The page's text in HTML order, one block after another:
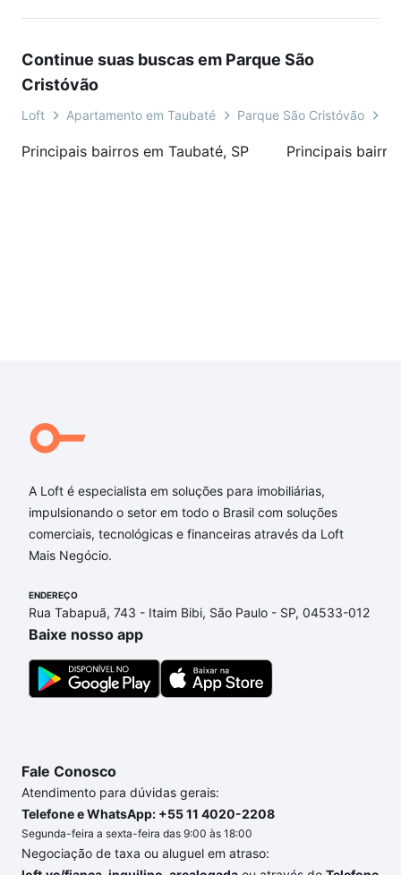
Continue suas buscas em Parque São
Cristóvão
Loft Apartamento em Taubaté Parque São Cristóvão
Principais bairros em Taubaté, SP Principais
A Loft é especialista em soluções para imobiliárias,
impulsionando o setor em todo o Brasil com soluções
comerciais, tecnológicas e financeiras através da Loft
Mais Negócio.
ENDEREÇO
Rua Tabapuã, 743 - Itaim Bibi, São Paulo - SP, 04533-012
Baixe nosso app
Fale Conosco
Atendimento para dúvidas gerais:
Telefone e WhatsApp: +55 11 4020-2208
Segunda-feira a sexta-feira das 9:00 às 18:00
Negociação de taxa ou aluguel em atraso: